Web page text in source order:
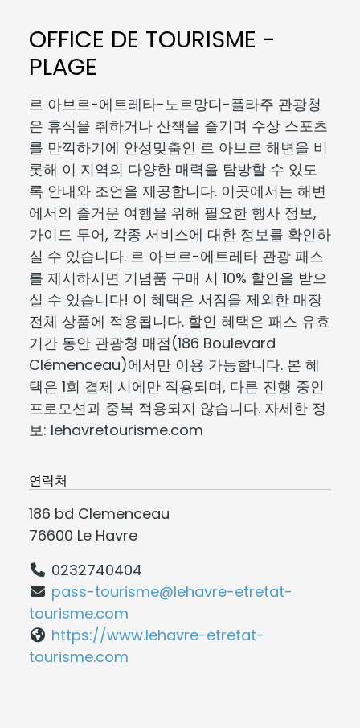
OFFICE DE TOURISME -
PLAGE
르 아브르-에트레타-노르망디-플라주 관광청
은 휴식을 취하거나 산책을 즐기며 수상 스포츠
를 만끽하기에 안성맞춤인 르 아브르 해변을 비
롯해 이 지역의 다양한 매력을 탐방할 수 있도
록 안내와 조언을 제공합니다. 이곳에서는 해변
에서의 즐거운 여행을 위해 필요한 행사 정보,
가이드 투어, 각종 서비스에 대한 정보를 확인하
실 수 있습니다. 르 아브르-에트레타 관광 패스
를 제시하시면 기념품 구매 시 10% 할인을 받으
실 수 있습니다! 이 혜택은 서점을 제외한 매장
전체 상품에 적용됩니다. 할인 혜택은 패스 유효
기간 동안 관광청 매점(186 Boulevard
Clémenceau)에서만 이용 가능합니다. 본 혜
택은 1회 결제 시에만 적용되며, 다른 진행 중인
프로모션과 중복 적용되지 않습니다. 자세한 정
보: lehavretourisme.com
연락처
186 bd Clemenceau
76600 Le Havre
0232740404
pass-tourisme@lehavre-etretat-
tourisme.com
https://www.lehavre-etretat-
tourisme.com